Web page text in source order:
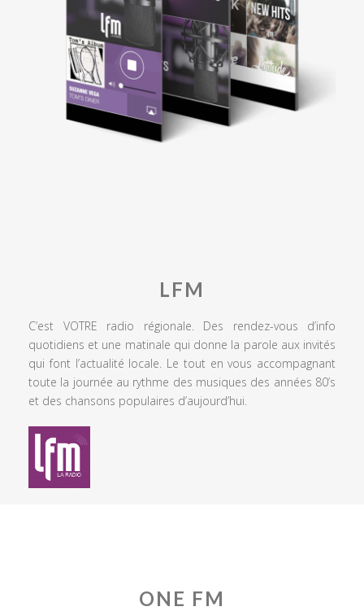
LFM
C’est VOTRE radio régionale. Des rendez-vous d’info
quotidiens et une matinale qui donne la parole aux invités
qui font l’actualité locale. Le tout en vous accompagnant
toute la journée au rythme des musiques des années 80’s
et des chansons populaires d’aujourd’hui.
ONE FM